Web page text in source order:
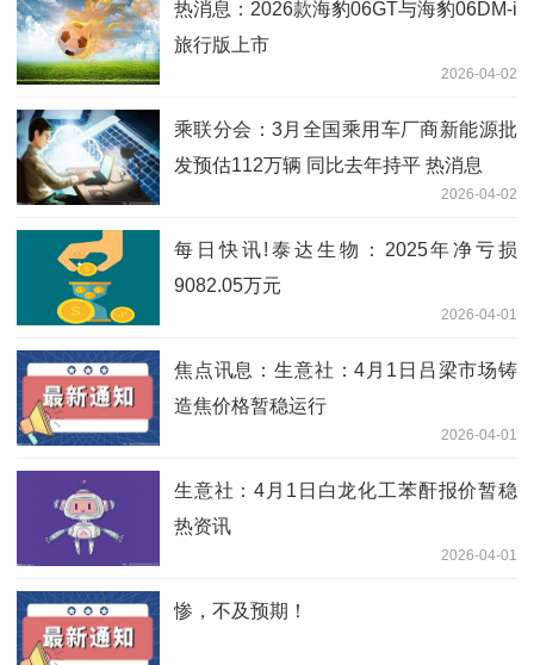
热消息：2026款海豹06GT与海豹06DM-i
旅行版上市
2026-04-02
乘联分会：3月全国乘用车厂商新能源批
发预估112万辆 同比去年持平 热消息
2026-04-02
每日快讯!泰达生物：2025年净亏损
9082.05万元
2026-04-01
焦点讯息：生意社：4月1日吕梁市场铸
造焦价格暂稳运行
2026-04-01
生意社：4月1日白龙化工苯酐报价暂稳
热资讯
2026-04-01
惨，不及预期！